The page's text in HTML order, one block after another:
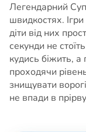
Легендарний
швидкостях.
діти від них
секунди не
кудись біжить,
проходячи
знищувати
не впади в